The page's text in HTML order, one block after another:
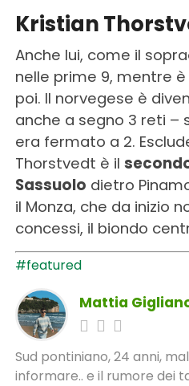
Kristian
Anche lui, come il
nelle prime 9, mentre
poi. Il norvegese è
anche a segno 3 reti –
era fermato a 2.
Thorstvedt è il
Sassuolo dietro
il Monza, che da inizio
concessi, il biondo
#featured
Mattia
Sud pontiniano, 24 anni,
informare.. e il rumore dei